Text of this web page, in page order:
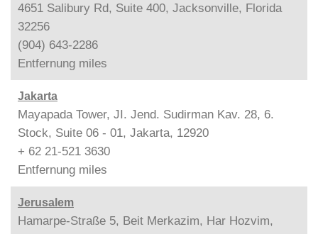
4651 Salibury Rd, Suite 400, Jacksonville, Florida
32256
(904) 643-2286
Entfernung miles
Jakarta
Mayapada Tower, JI. Jend. Sudirman Kav. 28, 6.
Stock, Suite 06 - 01, Jakarta, 12920
+ 62 21-521 3630
Entfernung miles
Jerusalem
Hamarpe-Straße 5, Beit Merkazim, Har Hozvim,